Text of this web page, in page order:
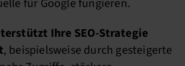
für Google fungieren.
Ihre SEO-Strategie
, beispielsweise durch gesteigerte